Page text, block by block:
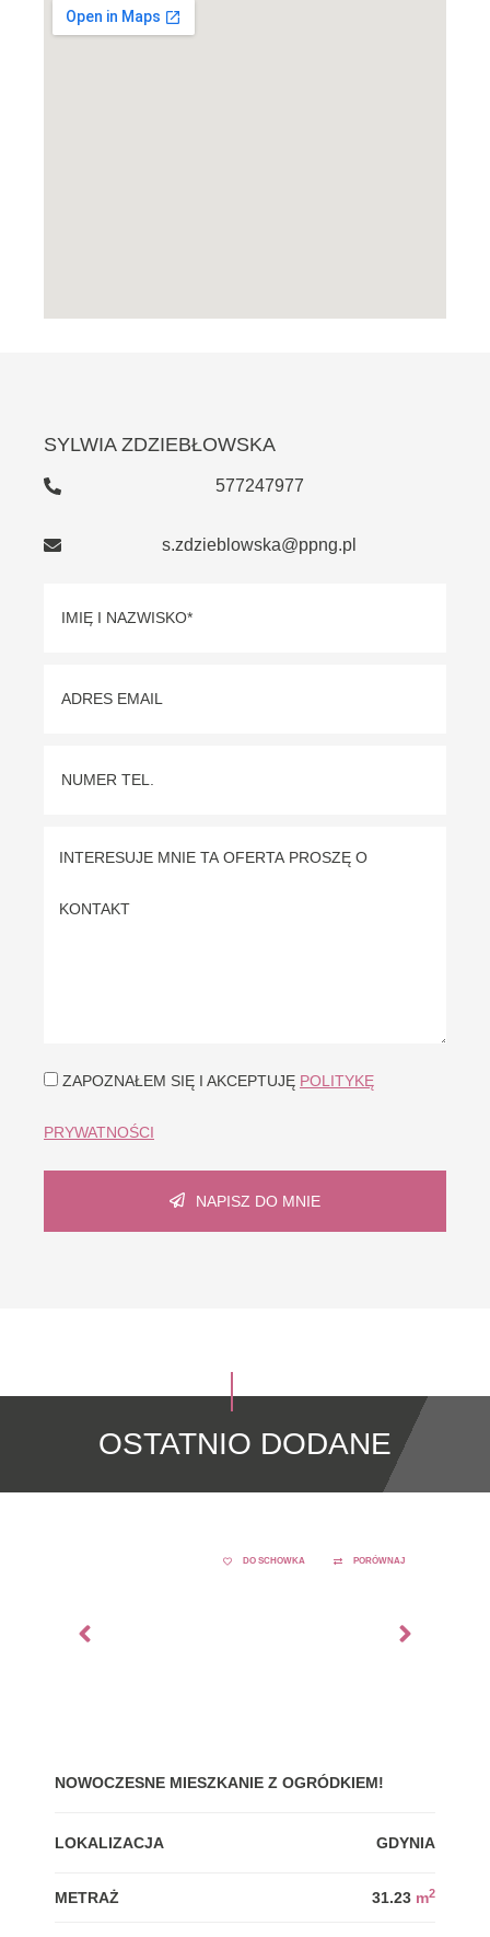
SYLWIA ZDZIEBŁOWSKA
577247977
s.zdzieblowska@ppng.pl
ZAPOZNAŁEM SIĘ I AKCEPTUJĘ POLITYKĘ
PRYWATNOŚCI
NAPISZ DO MNIE
OSTATNIO DODANE
DO SCHOWKA PORÓWNAJ
NOWOCZESNE MIESZKANIE Z OGRÓDKIEM!
LOKALIZACJA GDYNIA
METRAŻ 31.23 m2